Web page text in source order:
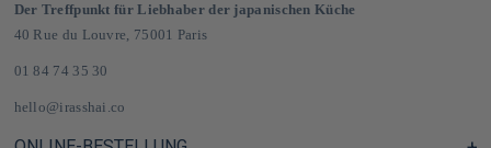
Der Treffpunkt für Liebhaber der japanischen Küche
40 Rue du Louvre, 75001 Paris
01 84 74 35 30
hello@irasshai.co